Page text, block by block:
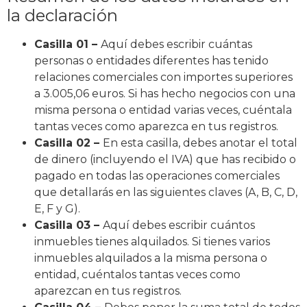
la declaración
Casilla 01 – Aquí debes escribir cuántas
personas o entidades diferentes has tenido
relaciones comerciales con importes superiores
a 3.005,06 euros. Si has hecho negocios con una
misma persona o entidad varias veces, cuéntala
tantas veces como aparezca en tus registros.
Casilla 02 – En esta casilla, debes anotar el total
de dinero (incluyendo el IVA) que has recibido o
pagado en todas las operaciones comerciales
que detallarás en las siguientes claves (A, B, C, D,
E, F y G).
Casilla 03 – Aquí debes escribir cuántos
inmuebles tienes alquilados. Si tienes varios
inmuebles alquilados a la misma persona o
entidad, cuéntalos tantas veces como
aparezcan en tus registros.